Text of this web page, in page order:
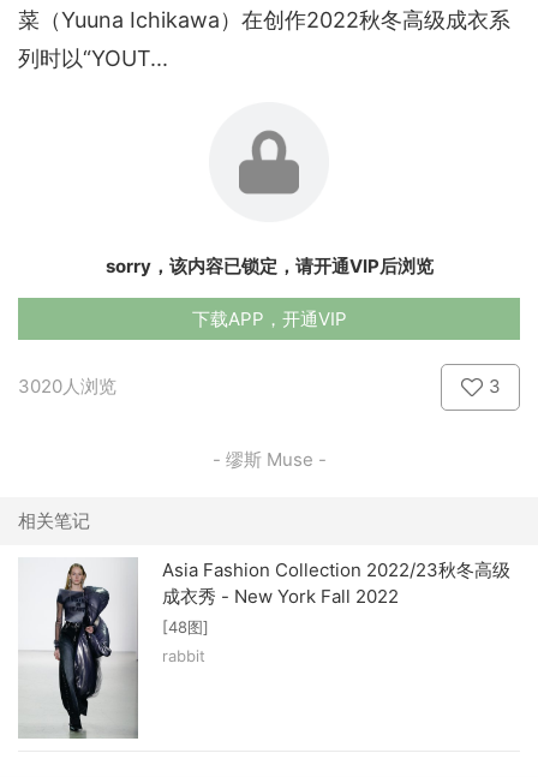
菜（Yuuna Ichikawa）在创作2022秋冬高级成衣系
列时以“YOUT...
sorry，该内容已锁定，请开通VIP后浏览
下载APP，开通VIP
3020人浏览 3
- 缪斯 Muse -
相关笔记
Asia Fashion Collection 2022/23秋冬高级
成衣秀 - New York Fall 2022
[48图]
rabbit